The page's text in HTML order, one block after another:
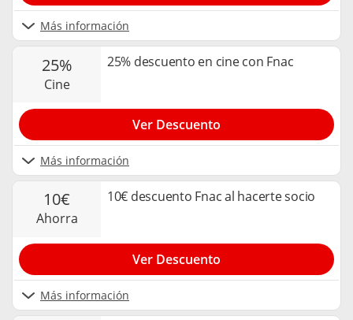
Más información
25%
cine
25% descuento en cine con Fnac
Más información
Ver Descuento
10€
ahorra
10€ descuento Fnac al hacerte socio
Más información
Ver Descuento